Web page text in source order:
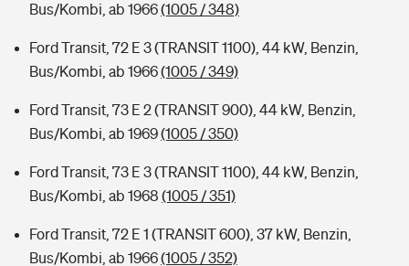
Bus/Kombi, ab 1966(1005 / 348)
Ford Transit, 72 E 3 (TRANSIT 1100), 44 kW, Benzin,
Bus/Kombi, ab 1966(1005 / 349)
Ford Transit, 73 E 2 (TRANSIT 900), 44 kW, Benzin,
Bus/Kombi, ab 1969(1005 / 350)
Ford Transit, 73 E 3 (TRANSIT 1100), 44 kW, Benzin,
Bus/Kombi, ab 1968 (1005 / 351)
Ford Transit, 72 E 1 (TRANSIT 600), 37 kW, Benzin,
Bus/Kombi, ab 1966(1005 / 352)